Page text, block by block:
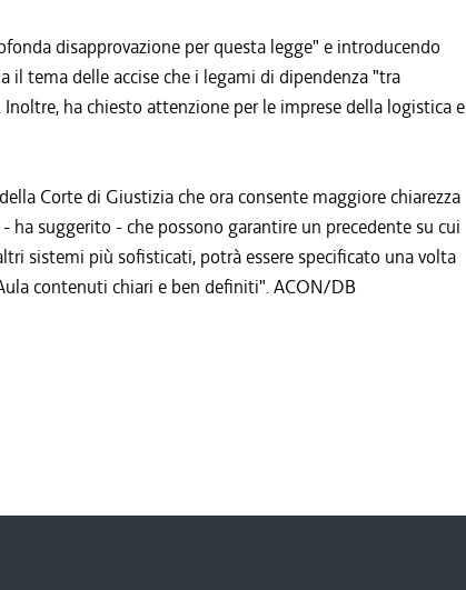
disapprovazione per questa legge" e introducendo
tema delle accise che i legami di dipendenza "tra
ha chiesto attenzione per le imprese della logistica e
Corte di Giustizia che ora consente maggiore chiarezza
suggerito - che possono garantire un precedente su cui
sistemi più sofisticati, potrà essere specificato una volta
contenuti chiari e ben definiti". ACON/DB